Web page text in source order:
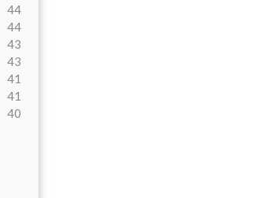
44
44
43
43
41
41
40